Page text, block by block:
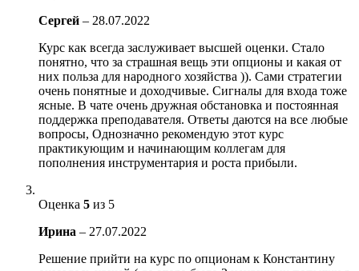
Сергей – 28.07.2022
Курс как всегда заслуживает высшей оценки. Стало
понятно, что за страшная вещь эти опционы и какая от
них польза для народного хозяйства )). Сами стратегии
очень понятные и доходчивые. Сигналы для входа тоже
ясные. В чате очень дружная обстановка и постоянная
поддержка преподавателя. Ответы даются на все любые
вопросы, Однозначно рекомендую этот курс
практикующим и начинающим коллегам для
пополнения инструментария и роста прибыли.
Оценка 5 из 5
Ирина – 27.07.2022
Решение прийти на курс по опционам к Константину